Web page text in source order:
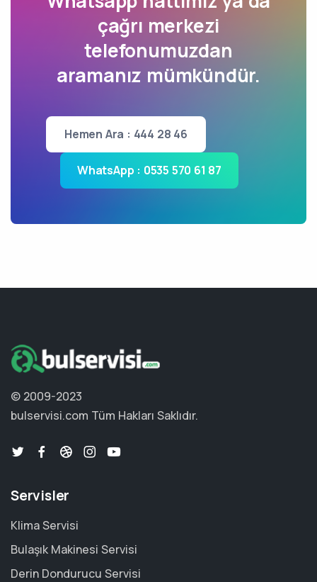
çağrı merkezi
telefonumuzdan
aramanız mümkündür.
Hemen Ara : 444 28 46
WhatsApp : 0535 570 61 87
© 2009-2023
bulservisi.com Tüm Hakları Saklıdır.
Servisler
Klima Servisi
Bulaşık Makinesi Servisi
Derin Dondurucu Servisi